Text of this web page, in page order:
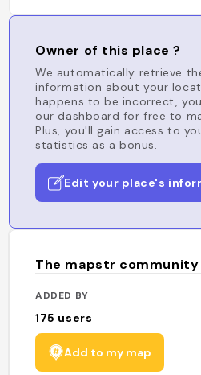
Owner of this place ?
We automatically retrieve
information about your
happens to be incorrect,
our dashboard for free to
Plus, you'll gain access to
statistics as a bonus.
Edit your place's
The mapstr community
ADDED BY
175 users
Add to my map